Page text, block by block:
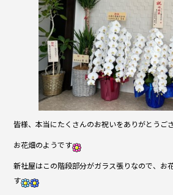
皆様、本当にたくさんのお祝いをありがとうご
お花畑のようです
新社屋はこの階段部分がガラス張りなので、お
す